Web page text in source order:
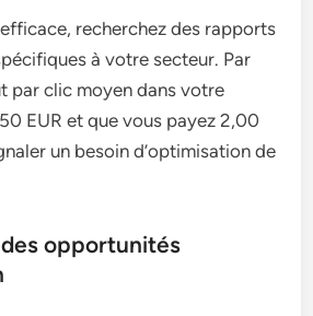
recherchez des rapports
à votre secteur. Par
par clic moyen dans votre
EUR et que vous payez 2,00
un besoin d’optimisation de
opportunités